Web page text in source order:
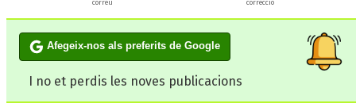
correu
correcció
Afegeix-nos als preferits de Google
I no et perdis les noves publicacions